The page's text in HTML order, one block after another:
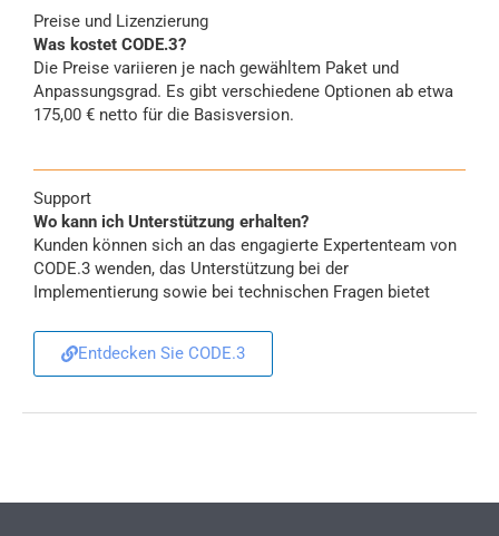
Preise und Lizenzierung
Was kostet CODE.3?
Die Preise variieren je nach gewähltem Paket und
Anpassungsgrad. Es gibt verschiedene Optionen ab etwa
175,00 € netto für die Basisversion.
Support
Wo kann ich Unterstützung erhalten?
Kunden können sich an das engagierte Expertenteam von
CODE.3 wenden, das Unterstützung bei der
Implementierung sowie bei technischen Fragen bietet
Entdecken Sie CODE.3